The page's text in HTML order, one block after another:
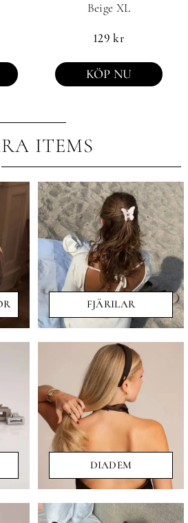
Beige XL
129kr
KÖP NU
ITEMS
FJÄRILAR
DIADEM